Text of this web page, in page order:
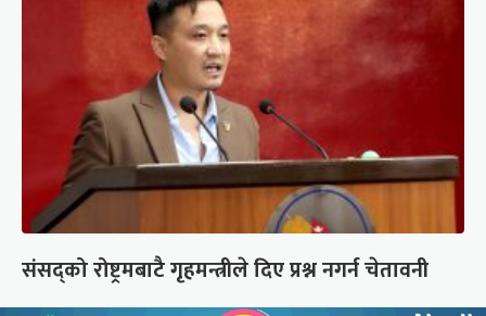
संसद्को रोष्ट्रमबाटै गृहमन्त्रीले दिए प्रश्न नगर्न चेतावनी